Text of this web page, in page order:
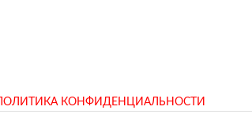
ПОЛИТИКА КОНФИДЕНЦИАЛЬНОСТИ